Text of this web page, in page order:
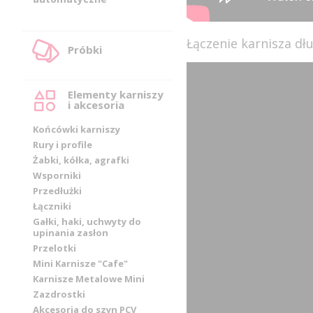
Próbki
Elementy karniszy
i akcesoria
Końcówki karniszy
Rury i profile
Żabki, kółka, agrafki
Wsporniki
Przedłużki
Łączniki
Gałki, haki, uchwyty do
upinania zasłon
Przelotki
Mini Karnisze "Cafe"
Karnisze Metalowe Mini
Zazdrostki
Akcesoria do szyn PCV
Łączenie karnisza